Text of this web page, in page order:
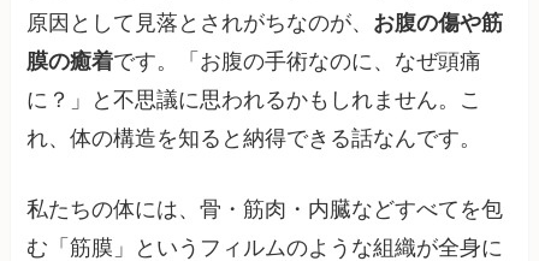
原因として見落とされがちなのが、 お腹の傷や筋
膜の癒着です。「お腹の手術なのに、なぜ頭痛
に？」と不思議に思われるかもしれません。こ
れ、体の構造を知ると納得できる話なんです。
私たちの体には、骨・筋肉・内臓などすべてを包
む「筋膜」というフィルムのような組織が全身に